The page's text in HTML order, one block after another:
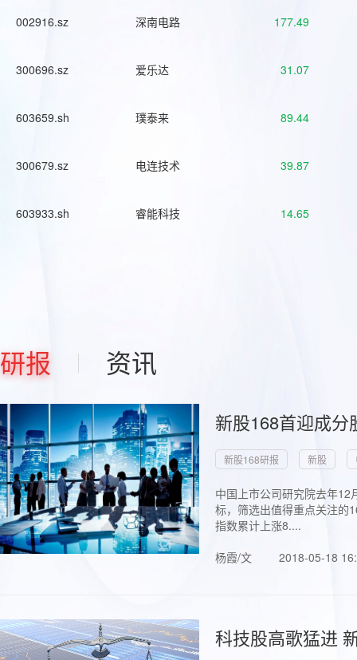
002916.sz 深南电路 177.49
300696.sz 爱乐达 31.07
603659.sh 璞泰来 89.44
300679.sz 电连技术 39.87
603933.sh 睿能科技 14.65
研报 资讯
新股168首迎成
新股168研报 新股
中国上市公司研究院去年
标，筛选出值得重点关注的
指数累计上涨8....
杨霞/文
2018-05-18
科技股高歌猛进